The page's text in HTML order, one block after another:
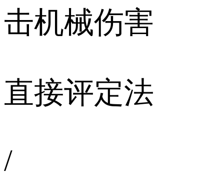
击机械伤害
直接评定法
/